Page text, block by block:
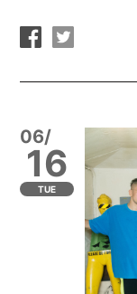
06/
16
TUE